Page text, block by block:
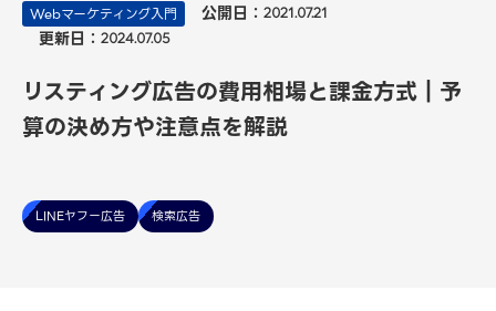
Webマーケティング入門 公開日： 2021.07.21
更新日： 2024.07.05
リスティング広告の費用相場と課金方式｜予
算の決め方や注意点を解説
LINEヤフー広告 検索広告